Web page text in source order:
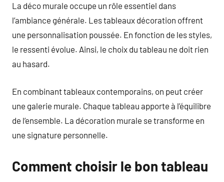
La déco murale occupe un rôle essentiel dans
l’ambiance générale. Les tableaux décoration offrent
une personnalisation poussée. En fonction de les styles,
le ressenti évolue. Ainsi, le choix du tableau ne doit rien
au hasard.
En combinant tableaux contemporains, on peut créer
une galerie murale. Chaque tableau apporte à l’équilibre
de l’ensemble. La décoration murale se transforme en
une signature personnelle.
Comment choisir le bon tableau